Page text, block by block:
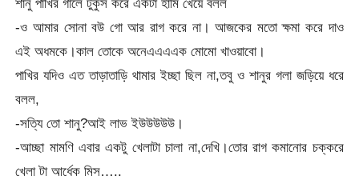
-ও আমার সোনা বউ গো আর রাগ করে না। আজকের মতো ক্ষমা করে দাও
এই অধমকে।কাল তোকে অনেএএএএক মোমো খাওয়াবো।
পাখির যদিও এত তাড়াতাড়ি থামার ইচ্ছা ছিল না,তবু ও শানুর গলা জড়িয়ে ধরে
বলল,
-সত্যি তো শানু?আই লাভ ইউউউউউ।
-আচ্ছা মামণি এবার একটু খেলাটা চালা না,দেখি।তোর রাগ কমানোর চক্করে
খেলা টা আর্ধেক মিস…..